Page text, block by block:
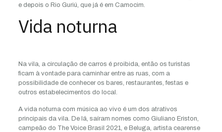
e depois o Rio Guriú, que já é em Camocim.
Vida noturna
Na vila, a circulação de carros é proibida, então os turistas
ficam à vontade para caminhar entre as ruas, com a
possibilidade de conhecer os bares, restaurantes, festas e
outros estabelecimentos do local.
A vida noturna com música ao vivo é um dos atrativos
principais da vila. De lá, saíram nomes como Giuliano Eriston,
campeão do The Voice Brasil 2021, e Beluga, artista cearense